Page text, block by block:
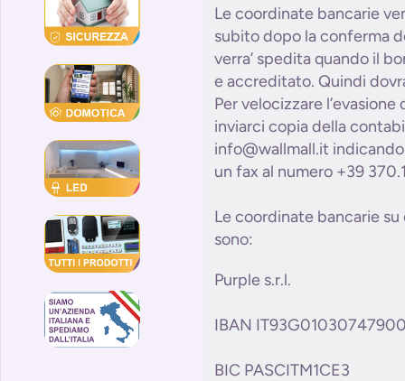
Le coordinate bancarie
subito dopo la conferma
verra’ spedita quando il
e accreditato. Quindi
Per velocizzare l’evasione
inviarci copia della
info@wallmall.it
un fax al numero +39
Le coordinate bancarie
sono:
Purple s.r.l.
IBAN
BIC PASCITM1CE3